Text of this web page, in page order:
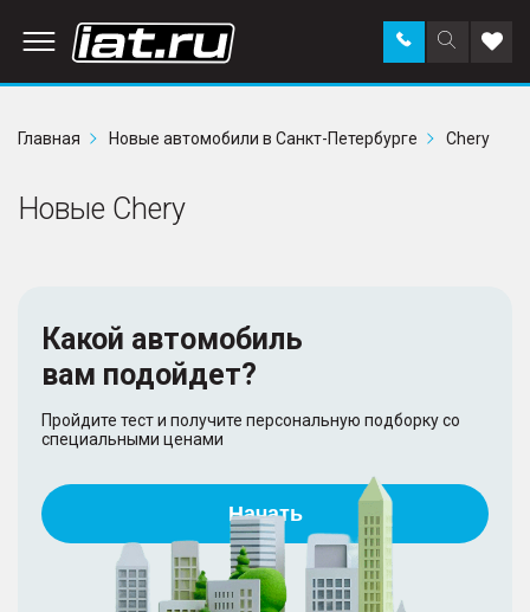
Поиск
по
Заказать
звонок в
Главная
Новые автомобили в Санкт-Петербурге Chery
Новые Chery
Какой автомобиль
вам подойдет?
Пройдите тест и получите персональную подборку со
специальными ценами
Начать